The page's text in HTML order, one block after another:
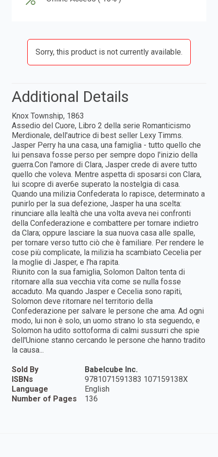
Sorry, this product is not currently available.
Additional Details
Knox Township, 1863
Assedio del Cuore, Libro 2 della serie Romanticismo
Merdionale, dell'autrice di best seller Lexy Timms.
Jasper Perry ha una casa, una famiglia - tutto quello che
lui pensava fosse perso per sempre dopo l'inizio della
guerra.Con l'amore di Clara, Jasper crede di avere tutto
quello che voleva. Mentre aspetta di sposarsi con Clara,
lui scopre di aver6e superato la nostelgia di casa.
Quando una milizia Confederata lo rapisce, determinato a
punirlo per la sua defezione, Jasper ha una scelta:
rinunciare alla lealtà che una volta aveva nei confronti
della Confederazione e combattere per tornare indietro
da Clara; oppure lasciare la sua nuova casa alle spalle,
per tornare verso tutto ciò che è familiare. Per rendere le
cose più complicate, la milizia ha scambiato Cecelia per
la moglie di Jasper, e l'ha rapita.
Riunito con la sua famiglia, Solomon Dalton tenta di
ritornare alla sua vecchia vita come se nulla fosse
accaduto. Ma quando Jasper e Cecelia sono rapiti,
Solomon deve ritornare nel territorio della
Confederazione per salvare le persone che ama. Ad ogni
modo, lui non è solo, un uomo strano lo sta seguendo, e
Solomon ha udito sottoforma di calmi sussurri che spie
dell'Unione stanno cercando le persone che hanno tradito
la causa...
Sold By
Babelcube Inc.
ISBNs
9781071591383 107159138X
Language
English
Number of Pages
136